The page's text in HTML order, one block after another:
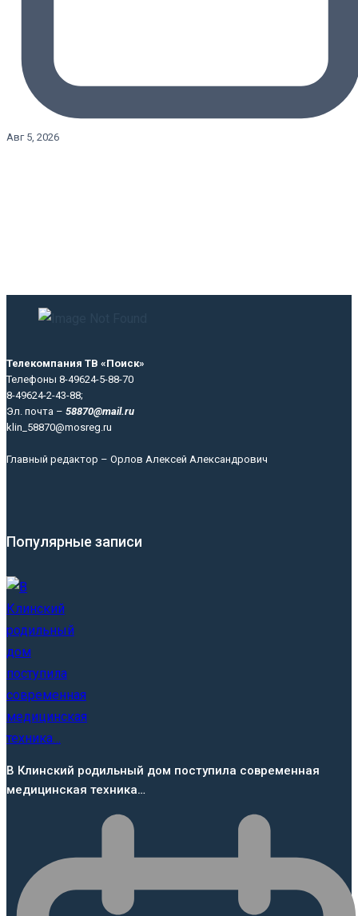
Авг 5, 2026
Телекомпания ТВ «Поиск»
Телефоны 8-49624-5-88-70
8-49624-2-43-88;
Эл. почта – 58870@mail.ru
klin_58870@mosreg.ru
Главный редактор – Орлов Алексей Александрович
Популярные записи
В Клинский родильный дом поступила современная
медицинская техника…